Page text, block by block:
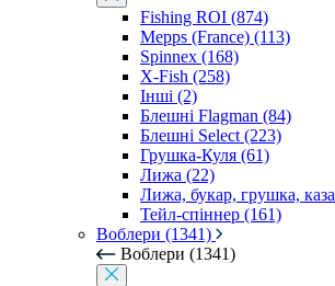
Fishing ROI (874)
Mepps (France) (113)
Spinnex (168)
X-Fish (258)
Інші (2)
Блешні Flagman (84)
Блешні Select (223)
Грушка-Куля (61)
Лижа (22)
Лижа, букар, грушка,
Тейл-спіннер (161)
Воблери (1341)
Воблери (1341)